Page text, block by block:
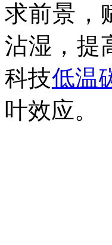
求前景，
沾湿，提
科技低温
叶效应。